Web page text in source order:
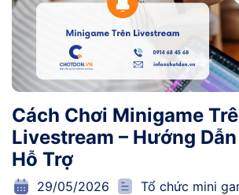
Cách Chơi Minigame
Livestream – Hướng
Hỗ Trợ
29/05/2026 Tổ chức mini